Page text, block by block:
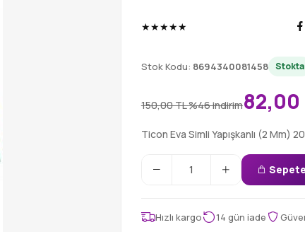
★★★★★
Stok Kodu: 8694340081458 Stokta
150,00 TL%46 indirim82,00
Ticon Eva Simli Yapışkanlı (2 Mm)
Hızlı kargo 14 gün iade